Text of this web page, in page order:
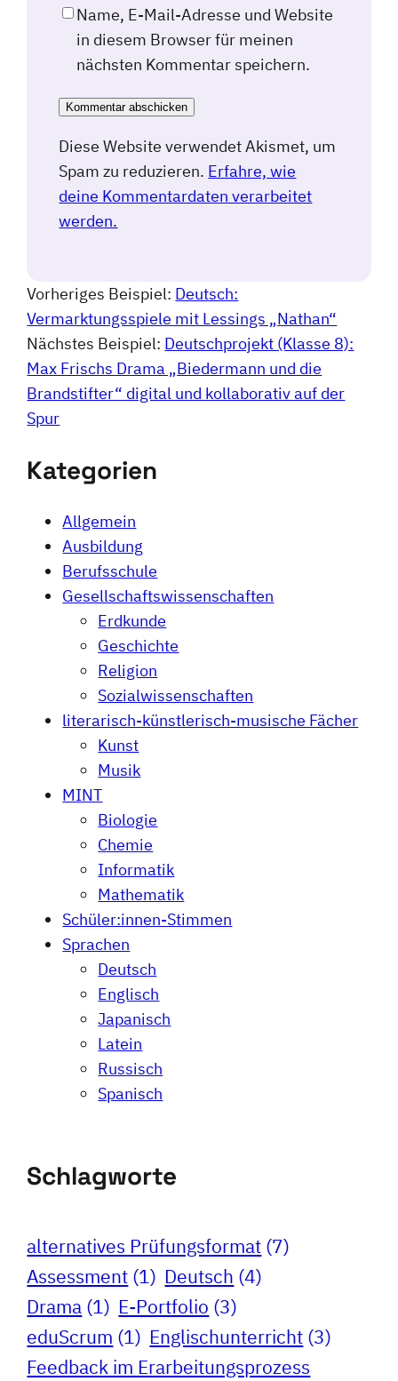
Name, E-Mail-Adresse und Website
in diesem Browser für meinen
nächsten Kommentar speichern.
Diese Website verwendet Akismet, um
Spam zu reduzieren. Erfahre, wie
deine Kommentardaten verarbeitet
werden.
Vorheriges Beispiel: Deutsch:
Vermarktungsspiele mit Lessings „Nathan“
Nächstes Beispiel: Deutschprojekt (Klasse 8):
Max Frischs Drama „Biedermann und die
Brandstifter“ digital und kollaborativ auf der
Spur
Kategorien
Allgemein
Ausbildung
Berufsschule
Gesellschaftswissenschaften
Erdkunde
Geschichte
Religion
Sozialwissenschaften
literarisch-künstlerisch-musische Fächer
Kunst
Musik
MINT
Biologie
Chemie
Informatik
Mathematik
Schüler:innen-Stimmen
Sprachen
Deutsch
Englisch
Japanisch
Latein
Russisch
Spanisch
Schlagworte
alternatives Prüfungsformat (7)
Assessment (1) Deutsch (4)
Drama (1) E-Portfolio (3)
eduScrum (1) Englischunterricht (3)
Feedback im Erarbeitungsprozess